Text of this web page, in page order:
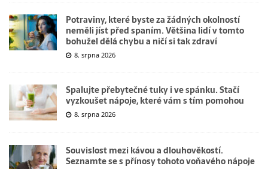
Potraviny, které byste za žádných okolností
neměli jíst před spaním. Většina lidí v tomto
bohužel dělá chybu a ničí si tak zdraví
8. srpna 2026
Spalujte přebytečné tuky i ve spánku. Stačí
vyzkoušet nápoje, které vám s tím pomohou
8. srpna 2026
Souvislost mezi kávou a dlouhověkostí.
Seznamte se s přínosy tohoto voňavého nápoje